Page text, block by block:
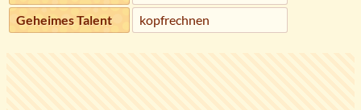
Geheimes Talent
kopfrechnen